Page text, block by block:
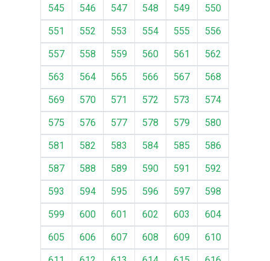
545
546 547 548 549
550
551
552 553 554 555
556
557
558 559 560 561
562
563
564 565 566 567
568
569
570 571 572 573
574
575
576 577 578 579
580
581
582 583 584 585
586
587
588 589 590 591
592
593
594 595 596 597
598
599
600 601 602 603
604
605
606 607 608 609
610